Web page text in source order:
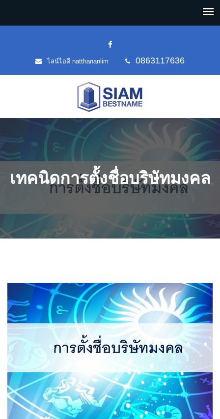
ไลน์ไอดี natthananlim 0863117636
เทคนิดการตั้งชื่อบริษัทมงคล